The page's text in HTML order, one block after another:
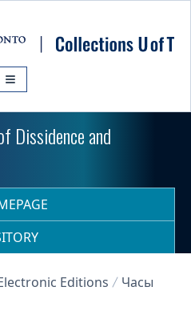
Dissidence and
Editions Часы